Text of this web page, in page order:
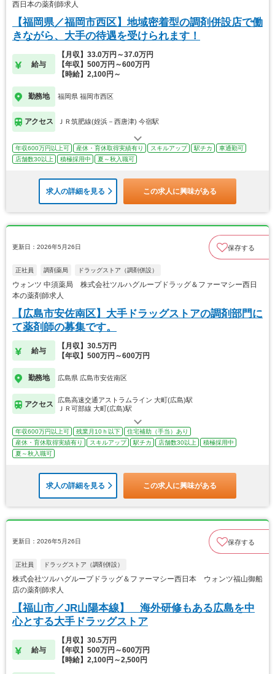
西日本の薬剤師求人
【福岡県／福岡市西区】地域密着型の調剤併設店で働
きながら、大手の待遇を受けられます！
給与
【月収】33.0万円～37.0万円
【年収】500万円～600万円
【時給】2,100円～
勤務地 福岡県 福岡市西区
アクセス ＪＲ筑肥線(姪浜－西唐津) 今宿駅
年収600万円以上可 産休・育休取得実績有り スキルアップ 駅チカ
車通勤可
店舗数30以上
積極採用中 夏～秋入職可
求人の詳細を見る この求人に興味がある
更新日：2026年5月26日 保存する
正社員 調剤薬局 ドラッグストア（調剤併設）
ウォンツ 中須薬局 株式会社ツルハグループドラッグ＆ファーマシー西日
本の薬剤師求人
【広島市安佐南区】大手ドラッグストアの調剤部門に
て薬剤師の募集です。
給与
【月収】30.5万円
【年収】500万円～600万円
勤務地 広島県 広島市安佐南区
アクセス
広島高速交通アストラムライン 大町(広島)駅
ＪＲ可部線 大町(広島)駅
年収600万円以上可 残業月10ｈ以下
住宅補助（手当）あり
産休・育休取得実績有り
スキルアップ 駅チカ 店舗数30以上
積極採用中
夏～秋入職可
求人の詳細を見る この求人に興味がある
更新日：2026年5月26日 保存する
正社員 ドラッグストア（調剤併設）
株式会社ツルハグループドラッグ＆ファーマシー西日本 ウォンツ福山御船
店の薬剤師求人
【福山市／JR山陽本線】 海外研修もある広島を中
心とする大手ドラッグストア
給与
【月収】30.5万円
【年収】500万円～600万円
【時給】2,100円～2,500円